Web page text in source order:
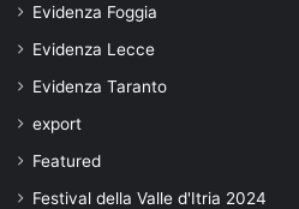
Evidenza Foggia
Evidenza Lecce
Evidenza Taranto
export
Featured
Festival della Valle d'Itria 2024